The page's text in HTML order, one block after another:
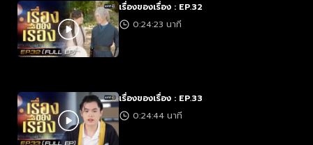
เรื่องของเรื่อง : EP.32
0:24:23 นาที
เรื่องของเรื่อง : EP.33
0:24:44 นาที